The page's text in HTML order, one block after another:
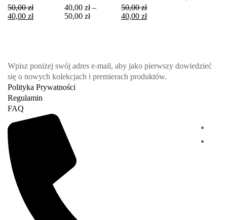
50,00zł
40,00 zł
40,00 zł –
50,00 zł
50,00zł
40,00 zł
Wpisz poniżej swój adres e-mail, aby jako pierwszy dowiedzieć
się o nowych kolekcjach i premierach produktów.
Polityka Prywatności
Regulamin
FAQ